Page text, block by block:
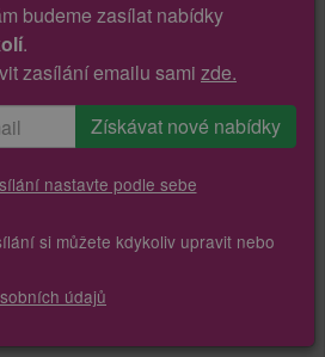
budeme zasílat nabídky
.
zasílání emailu sami zde.
nastavte podle sebe
si můžete kdykoliv upravit nebo
údajů